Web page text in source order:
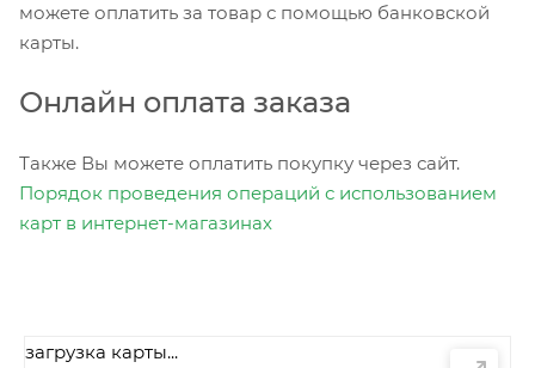
можете оплатить за товар с помощью банковской
карты.
Онлайн оплата заказа
Также Вы можете оплатить покупку через сайт.
Порядок проведения операций с использованием
карт в интернет-магазинах
загрузка карты...